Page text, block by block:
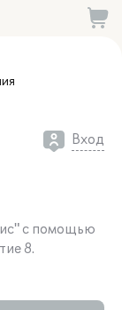
Вход
с помощью
8.